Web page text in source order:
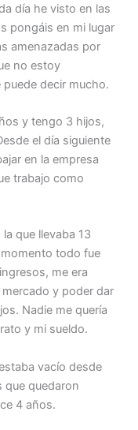
día he visto en las
pongáis en mi lugar
amenazadas por
no estoy
decir mucho.
y tengo 3 hijos,
el día siguiente
en la empresa
trabajo como
que llevaba 13
todo fue
me era
y poder dar
Nadie me quería
y mi sueldo.
vacío desde
que quedaron
4 años.